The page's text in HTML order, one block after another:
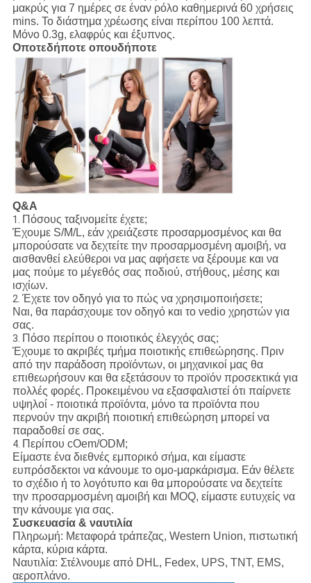
μακρύς για 7 ημέρες σε έναν ρόλο καθημερινά 60 χρήσεις
mins. Το διάστημα χρέωσης είναι περίπου 100 λεπτά.
Μόνο 0.3g, ελαφρύς και έξυπνος.
Οποτεδήποτε οπουδήποτε
Q&A
1. Πόσους ταξινομείτε έχετε;
Έχουμε S/M/L, εάν χρειάζεστε προσαρμοσμένος και θα
μπορούσατε να δεχτείτε την προσαρμοσμένη αμοιβή, να
αισθανθεί ελεύθεροι να μας αφήσετε να ξέρουμε και να
μας πούμε το μέγεθός σας ποδιού, στήθους, μέσης και
ισχίων.
2. Έχετε τον οδηγό για το πώς να χρησιμοποιήσετε;
Ναι, θα παράσχουμε τον οδηγό και το vedio χρηστών για
σας.
3. Πόσο περίπου ο ποιοτικός έλεγχός σας;
Έχουμε το ακριβές τμήμα ποιοτικής επιθεώρησης. Πριν
από την παράδοση προϊόντων, οι μηχανικοί μας θα
επιθεωρήσουν και θα εξετάσουν το προϊόν προσεκτικά για
πολλές φορές. Προκειμένου να εξασφαλιστεί ότι παίρνετε
υψηλοί - ποιοτικά προϊόντα, μόνο τα προϊόντα που
περνούν την ακριβή ποιοτική επιθεώρηση μπορεί να
παραδοθεί σε σας.
4. Περίπου cOem/ODM;
Είμαστε ένα διεθνές εμπορικό σήμα, και είμαστε
ευπρόσδεκτοι να κάνουμε το ομο-μαρκάρισμα. Εάν θέλετε
το σχέδιο ή το λογότυπο και θα μπορούσατε να δεχτείτε
την προσαρμοσμένη αμοιβή και MOQ, είμαστε ευτυχείς να
την κάνουμε για σας.
Συσκευασία & ναυτιλία
Πληρωμή: Μεταφορά τράπεζας, Western Union, πιστωτική
κάρτα, κύρια κάρτα.
Ναυτιλία: Στέλνουμε από DHL, Fedex, UPS, TNT, EMS,
αεροπλάνο.